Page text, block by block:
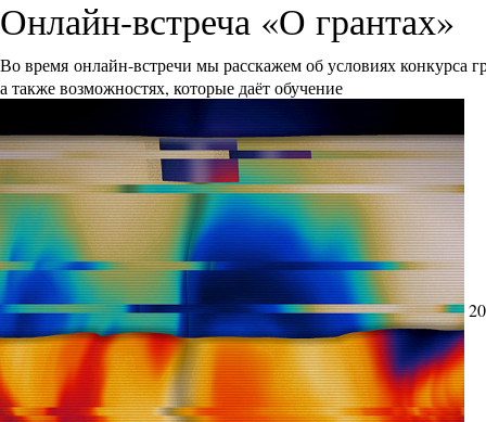
Онлайн-встреча «О грантах»
Во время онлайн-встречи мы расскажем об условиях
а также возможностях, которые даёт обучение